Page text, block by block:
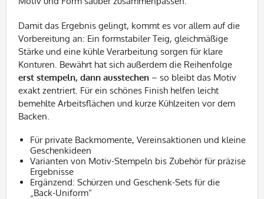
Damit das Ergebnis gelingt, kommt es vor allem auf die
Vorbereitung an: Ein formstabiler Teig, gleichmäßige
Stärke und eine kühle Verarbeitung sorgen für klare
Konturen. Bewährt hat sich außerdem die Reihenfolge
erst stempeln, dann ausstechen – so bleibt das Motiv
exakt zentriert. Für ein schönes Finish helfen leicht
bemehlte Arbeitsflächen und kurze Kühlzeiten vor dem
Backen.
Für private Backmomente, Vereinsaktionen und kleine
Geschenkideen
Varianten von Motiv-Stempeln bis Zubehör für präzise
Ergebnisse
Ergänzend: Schürzen und Geschenk-Sets für die
„Back-Uniform“